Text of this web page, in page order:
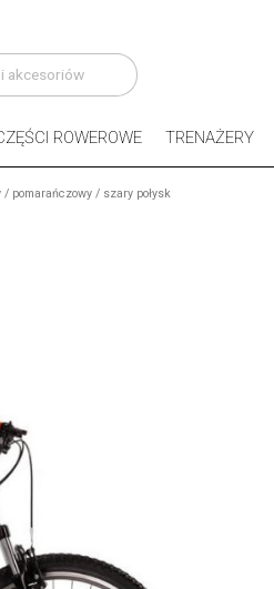
ROWEROWE TRENAŻERY
pomarańczowy / szary połysk